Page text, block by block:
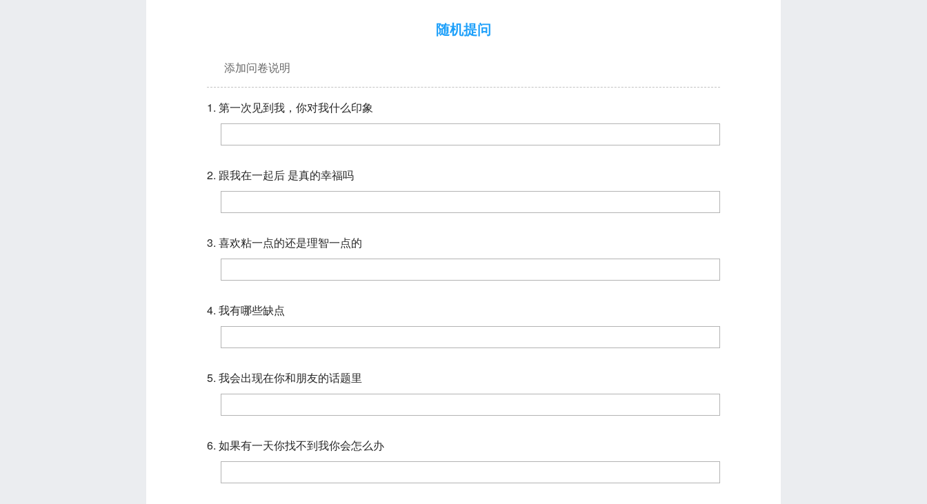
随机提问
添加问卷说明
1. 第一次见到我，你对我什么印象
2. 跟我在一起后 是真的幸福吗
3. 喜欢粘一点的还是理智一点的
4. 我有哪些缺点
5. 我会出现在你和朋友的话题里
6. 如果有一天你找不到我你会怎么办